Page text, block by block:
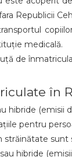
Republicii
medicală.
de
în
hibride (emisii
pentru
străinătate
hibride